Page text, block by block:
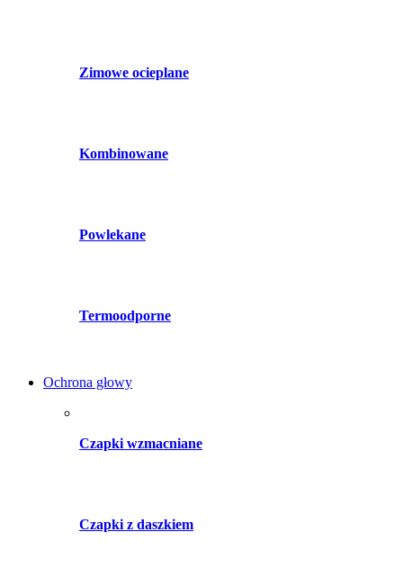
Zimowe ocieplane
Kombinowane
Powlekane
Termoodporne
Ochrona głowy
Czapki wzmacniane
Czapki z daszkiem